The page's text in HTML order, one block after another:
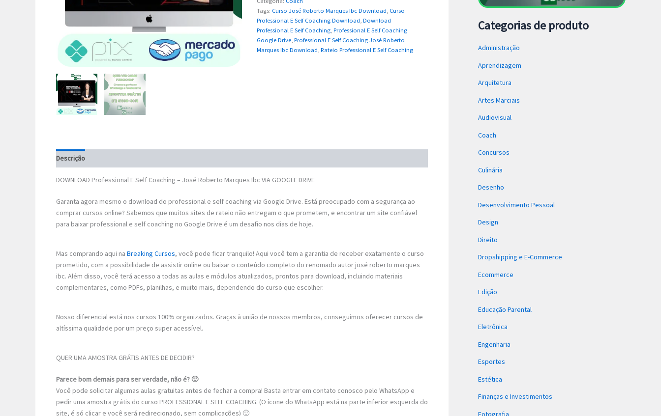
Tags: Curso José Roberto Marques Ibc Download, Curso
Professional E Self Coaching Download,Download
Professional E Self Coaching,Professional E Self Coaching
Google Drive,Professional E Self Coaching José Roberto
Marques Ibc Download,Rateio Professional E Self Coaching
Descrição
DOWNLOAD Professional E Self Coaching – José Roberto Marques Ibc VIA GOOGLE DRIVE
Garanta agora mesmo o download do professional e self coaching via Google Drive. Está preocupado com a segurança ao
comprar cursos online? Sabemos que muitos sites de rateio não entregam o que prometem, e encontrar um site confiável
para baixar professional e self coaching no Google Drive é um desafio nos dias de hoje.
Mas comprando aqui na Breaking Cursos, você pode ficar tranquilo! Aqui você tem a garantia de receber exatamente o curso
prometido, com a possibilidade de assistir online ou baixar o conteúdo completo do renomado autor josé roberto marques
ibc. Além disso, você terá acesso a todas as aulas e módulos atualizados, prontos para download, incluindo materiais
complementares, como PDFs, planilhas, e muito mais, dependendo do curso que escolher.
Nosso diferencial está nos cursos 100% organizados. Graças à união de nossos membros, conseguimos oferecer cursos de
altíssima qualidade por um preço super acessível.
QUER UMA AMOSTRA GRÁTIS ANTES DE DECIDIR?
Parece bom demais para ser verdade, não é? 🙂
Você pode solicitar algumas aulas gratuitas antes de fechar a compra! Basta entrar em contato conosco pelo WhatsApp e
pedir uma amostra grátis do curso PROFESSIONAL E SELF COACHING. (O ícone do WhatsApp está na parte inferior esquerda do
site, é só clicar e você será redirecionado, sem complicações) 🙂
Categorias de produto
Administração
Aprendizagem
Arquitetura
Artes Marciais
Audiovisual
Coach
Concursos
Culinária
Desenho
Desenvolvimento Pessoal
Design
Direito
Dropshipping e E-Commerce
Ecommerce
Edição
Educação Parental
Eletrônica
Engenharia
Esportes
Estética
Finanças e Investimentos
Fotografia